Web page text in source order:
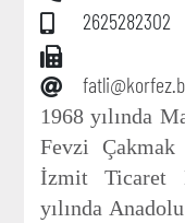
2625282302
1968 yılında
Fevzi
İzmit Ticaret
yılında